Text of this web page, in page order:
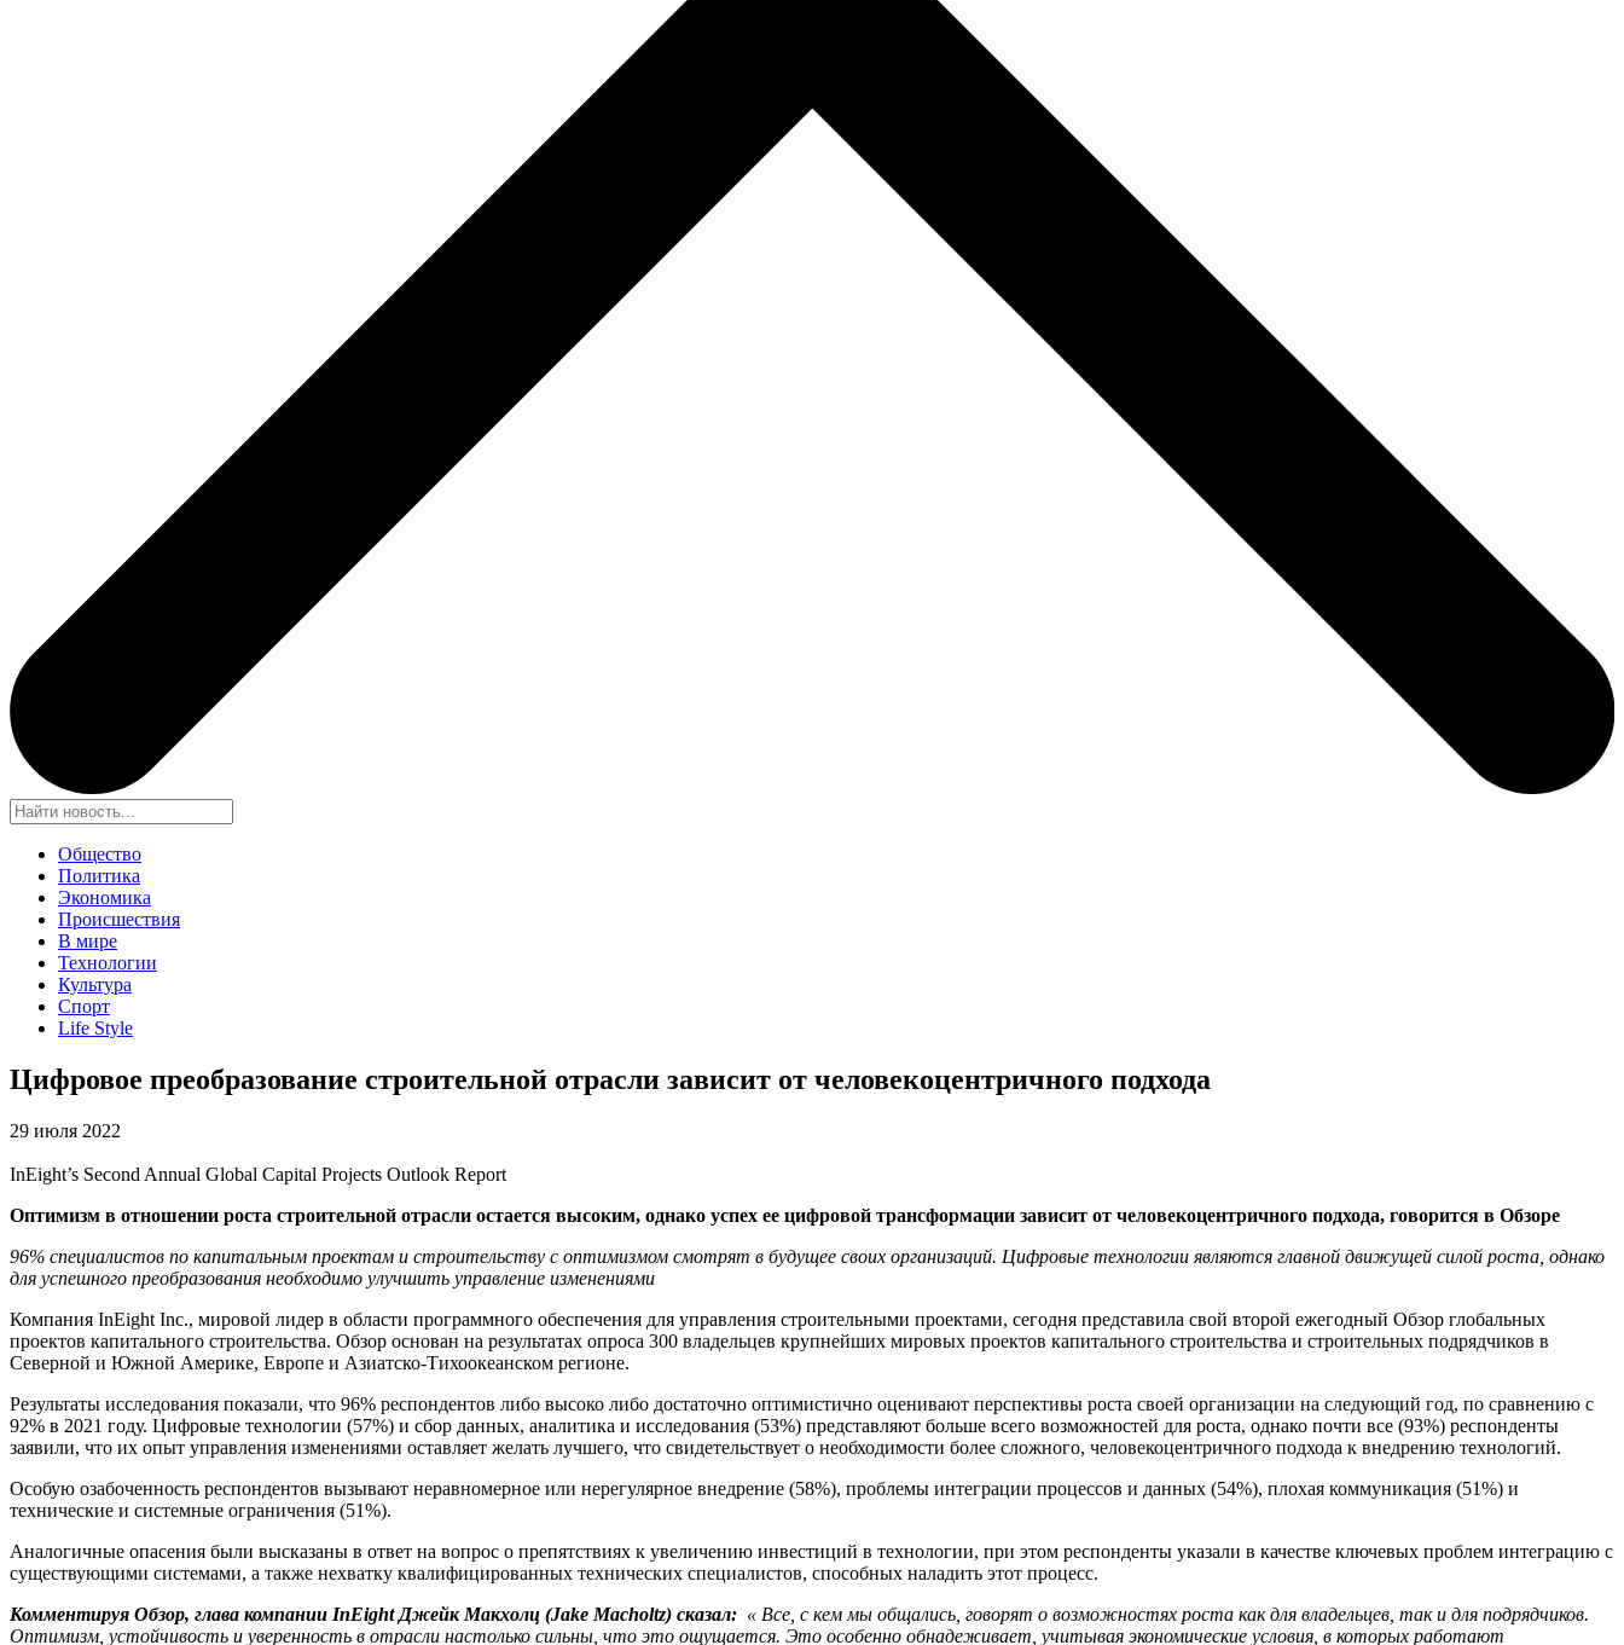
Общество
Политика
Экономика
Происшествия
В мире
Технологии
Культура
Спорт
Life Style
Цифровое преобразование строительной отрасли зависит от человекоцентричного подхода
29 июля 2022
InEight’s Second Annual Global Capital Projects Outlook Report
Оптимизм в отношении роста строительной отрасли остается высоким, однако успех ее цифровой трансформации зависит от человекоцентричного подхода, говорится в Обзоре
96% специалистов по капитальным проектам и строительству с оптимизмом смотрят в будущее своих организаций. Цифровые технологии являются главной движущей силой роста, однако
для успешного преобразования необходимо улучшить управление изменениями
Компания InEight Inc., мировой лидер в области программного обеспечения для управления строительными проектами, сегодня представила свой второй ежегодный Обзор глобальных
проектов капитального строительства. Обзор основан на результатах опроса 300 владельцев крупнейших мировых проектов капитального строительства и строительных подрядчиков в
Северной и Южной Америке, Европе и Азиатско-Тихоокеанском регионе.
Результаты исследования показали, что 96% респондентов либо высоко либо достаточно оптимистично оценивают перспективы роста своей организации на следующий год, по сравнению с
92% в 2021 году. Цифровые технологии (57%) и сбор данных, аналитика и исследования (53%) представляют больше всего возможностей для роста, однако почти все (93%) респонденты
заявили, что их опыт управления изменениями оставляет желать лучшего, что свидетельствует о необходимости более сложного, человекоцентричного подхода к внедрению технологий.
Особую озабоченность респондентов вызывают неравномерное или нерегулярное внедрение (58%), проблемы интеграции процессов и данных (54%), плохая коммуникация (51%) и
технические и системные ограничения (51%).
Аналогичные опасения были высказаны в ответ на вопрос о препятствиях к увеличению инвестиций в технологии, при этом респонденты указали в качестве ключевых проблем интеграцию с
существующими системами, а также нехватку квалифицированных технических специалистов, способных наладить этот процесс.
Комментируя Обзор, глава компании InEight Джейк Макхолц (Jake Macholtz) сказал: « Все, с кем мы общались, говорят о возможностях роста как для владельцев, так и для подрядчиков.
Оптимизм, устойчивость и уверенность в отрасли настолько сильны, что это ощущается. Это особенно обнадеживает, учитывая экономические условия, в которых работают